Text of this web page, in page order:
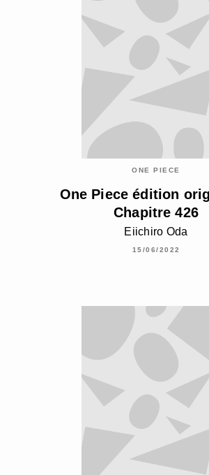
ONE PIECE
One Piece édition
Chapitre 426
Eiichiro Oda
15/06/2022